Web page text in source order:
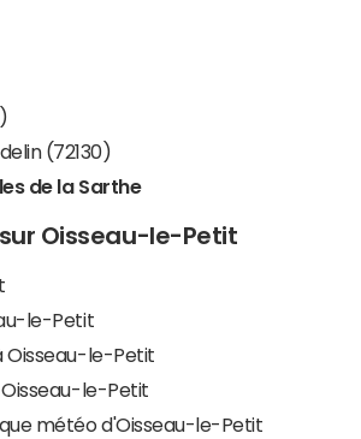
(72130)
de la Sarthe
Oisseau-le-Petit
le-Petit
Oisseau-le-Petit
Oisseau-le-Petit
météo d'Oisseau-le-Petit